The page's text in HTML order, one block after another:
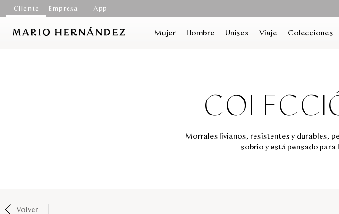
Cliente Empresa App
Mujer Hombre Unisex Viaje Colecciones
Morrales livianos, resistentes y durables,
sobrio y está pensado para
Volver